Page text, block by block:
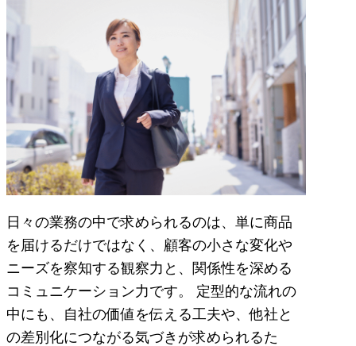
日々の業務の中で求められるのは、単に商品
を届けるだけではなく、顧客の小さな変化や
ニーズを察知する観察力と、関係性を深める
コミュニケーション力です。 定型的な流れの
中にも、自社の価値を伝える工夫や、他社と
の差別化につながる気づきが求められるた